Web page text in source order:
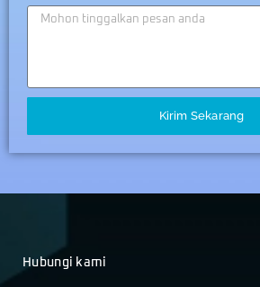
Kirim Sekarang
Hubungi kami